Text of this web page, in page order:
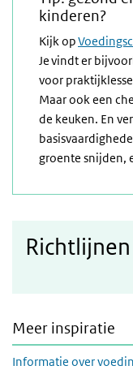
kinderen?
Kijk op
Je vindt er
voor
Maar ook een
de keuken. En
groente snijden,
Richtlijnen
Meer inspiratie
Informatie over